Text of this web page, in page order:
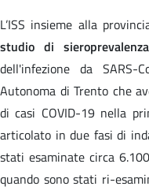
L’ISS insieme alla
studio di sieroprevalenza
dell'infezione da
Autonoma di Trento che
di casi COVID-19 nella
articolato in due fasi di
stati esaminate circa
quando sono stati ri-